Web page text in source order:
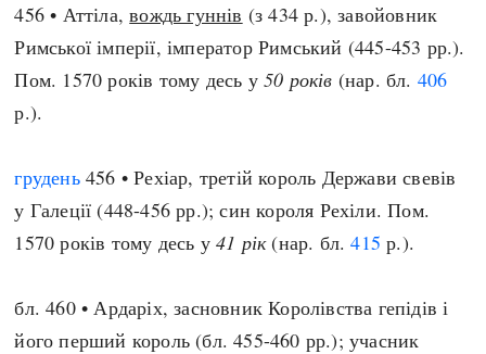
456 • Аттіла,вождь гуннів (з 434 р.), завойовник
Римської імперії, імператор Римський (445-453 рр.).
Пом. 1570 років тому десь у50 років (нар. бл. 406
р.).
грудень456 • Рехіар, третій король Держави свевів
у Галеції (448-456 рр.); син короля Рехіли. Пом.
1570 років тому десь у41 рік(нар. бл.415 р.).
бл. 460 • Ардаріх, засновник Королівства гепідів і
його перший король (бл. 455-460 рр.); учасник